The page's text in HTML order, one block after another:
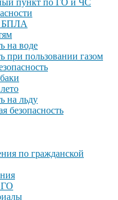
БПЛА
на воде
при пользовании газом
на льду
безопасность
по гражданской
ГО